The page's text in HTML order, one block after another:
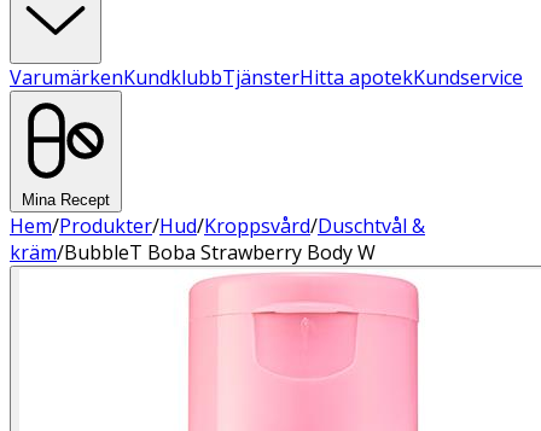
VarumärkenKundklubbTjänsterHitta apotekKundservice
Mina Recept
Hem/Produkter/Hud/Kroppsvård/Duschtvål &
kräm/BubbleT Boba Strawberry Body W